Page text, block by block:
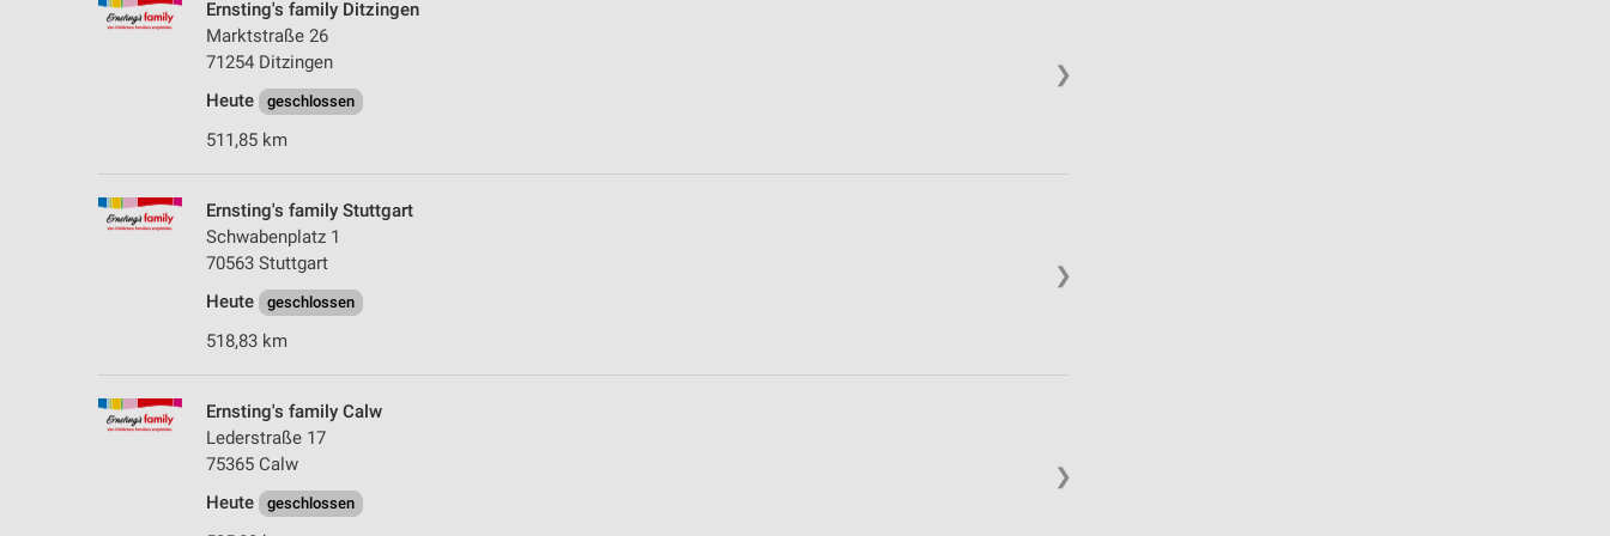
❯
Ernsting's family Ditzingen
Marktstraße 26
71254 Ditzingen
Heute
geschlossen
511,85 km
❯
Ernsting's family Stuttgart
Schwabenplatz 1
70563 Stuttgart
Heute
geschlossen
518,83 km
❯
Ernsting's family Calw
Lederstraße 17
75365 Calw
Heute
geschlossen